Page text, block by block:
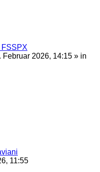
Februar 2026, 14:15 » in
11:55